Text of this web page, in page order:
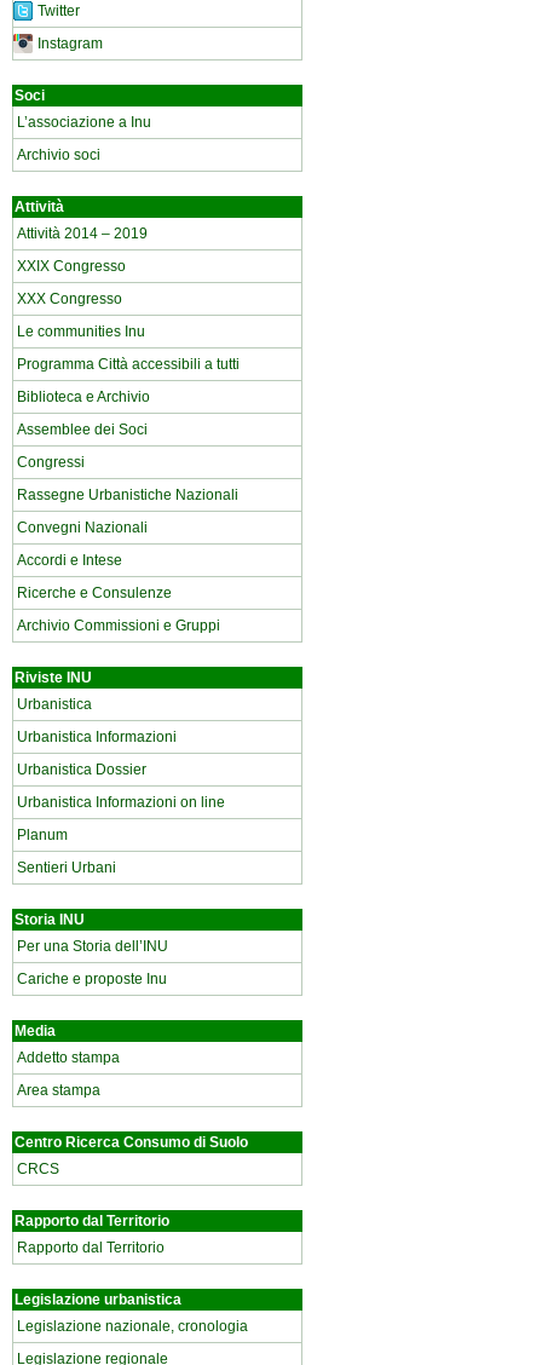
Twitter
Instagram
Soci
L’associazione a Inu
Archivio soci
Attività
Attività 2014 – 2019
XXIX Congresso
XXX Congresso
Le communities Inu
Programma Città accessibili a tutti
Biblioteca e Archivio
Assemblee dei Soci
Congressi
Rassegne Urbanistiche Nazionali
Convegni Nazionali
Accordi e Intese
Ricerche e Consulenze
Archivio Commissioni e Gruppi
Riviste INU
Urbanistica
Urbanistica Informazioni
Urbanistica Dossier
Urbanistica Informazioni on line
Planum
Sentieri Urbani
Storia INU
Per una Storia dell’INU
Cariche e proposte Inu
Media
Addetto stampa
Area stampa
Centro Ricerca Consumo di Suolo
CRCS
Rapporto dal Territorio
Rapporto dal Territorio
Legislazione urbanistica
Legislazione nazionale, cronologia
Legislazione regionale